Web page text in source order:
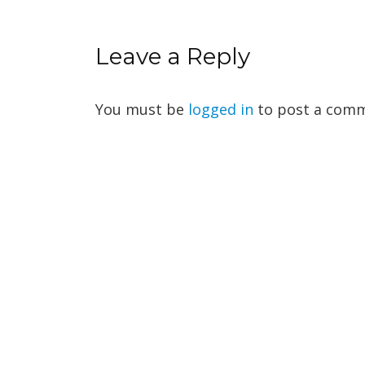
Leave a Reply
You must be logged in to post a